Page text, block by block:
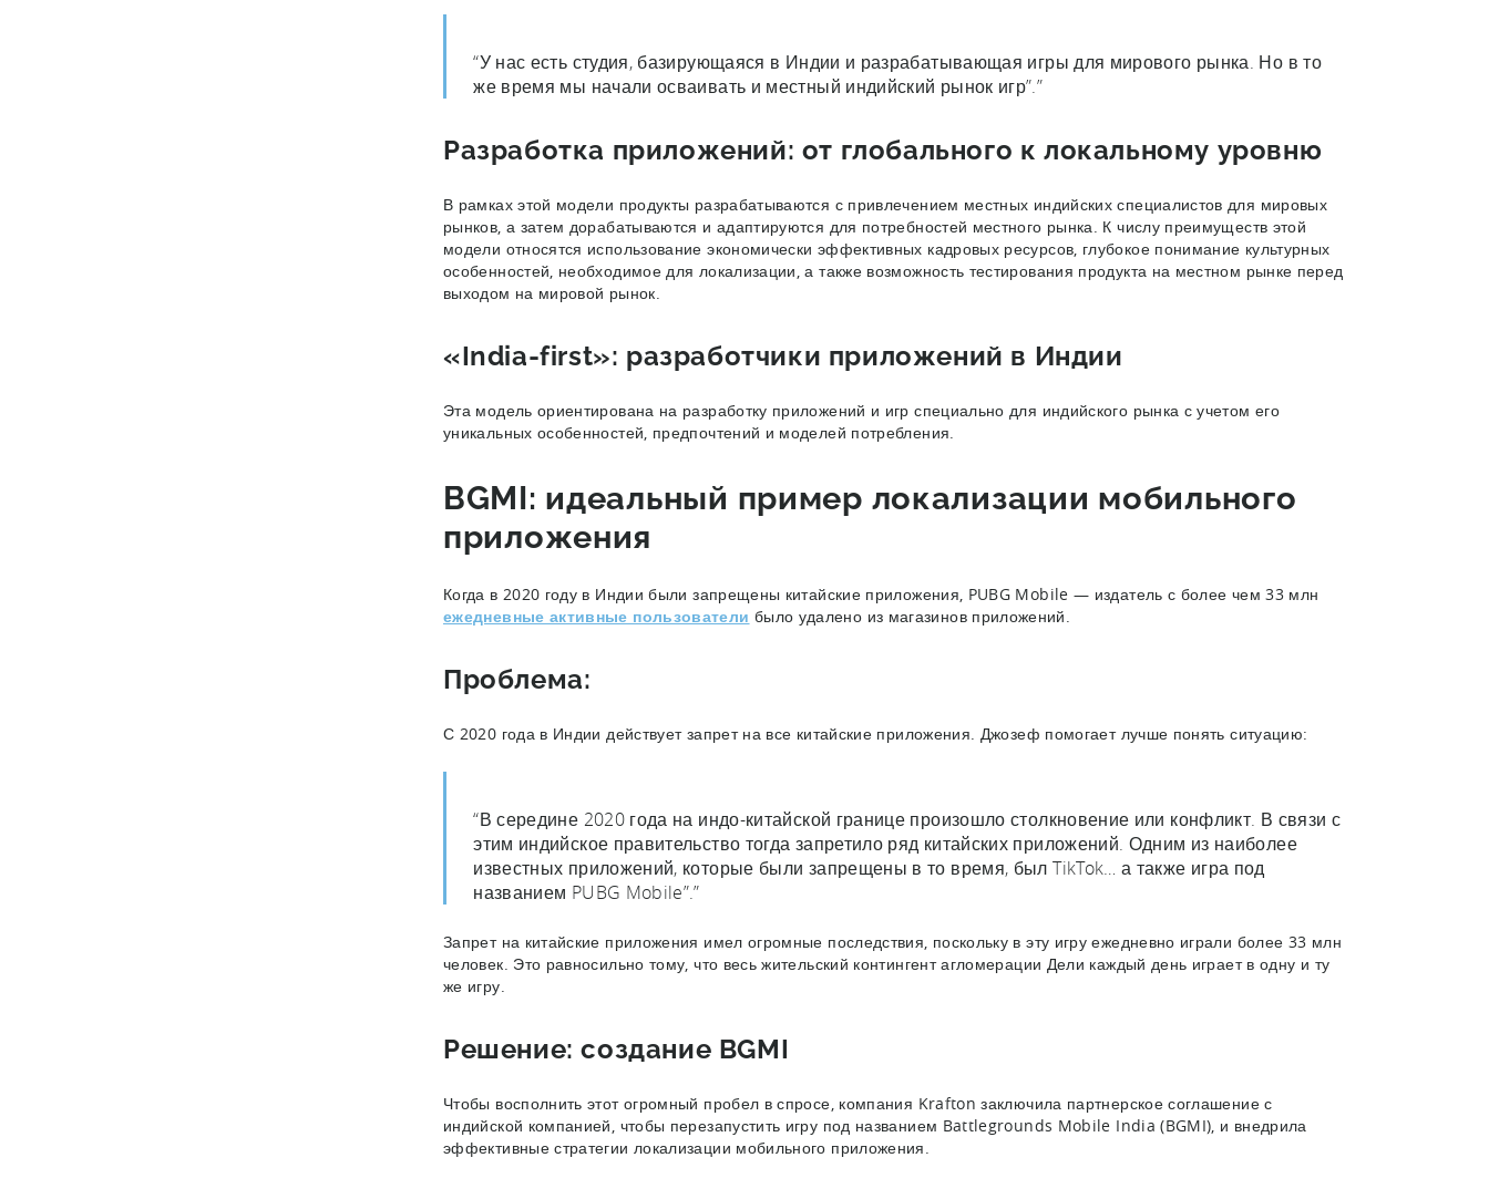
“У нас есть студия, базирующаяся в Индии и разрабатывающая игры для мирового рынка. Но в то
же время мы начали осваивать и местный индийский рынок игр”.”
Разработка приложений: от глобального к локальному уровню
В рамках этой модели продукты разрабатываются с привлечением местных индийских специалистов для мировых
рынков, а затем дорабатываются и адаптируются для потребностей местного рынка. К числу преимуществ этой
модели относятся использование экономически эффективных кадровых ресурсов, глубокое понимание культурных
особенностей, необходимое для локализации, а также возможность тестирования продукта на местном рынке перед
выходом на мировой рынок.
«India-first»: разработчики приложений в Индии
Эта модель ориентирована на разработку приложений и игр специально для индийского рынка с учетом его
уникальных особенностей, предпочтений и моделей потребления.
BGMI: идеальный пример локализации мобильного
приложения
Когда в 2020 году в Индии были запрещены китайские приложения, PUBG Mobile — издатель с более чем 33 млн
ежедневные активные пользователи было удалено из магазинов приложений.
Проблема:
С 2020 года в Индии действует запрет на все китайские приложения. Джозеф помогает лучше понять ситуацию:
“В середине 2020 года на индо-китайской границе произошло столкновение или конфликт. В связи с
этим индийское правительство тогда запретило ряд китайских приложений. Одним из наиболее
известных приложений, которые были запрещены в то время, был TikTok… а также игра под
названием PUBG Mobile”.”
Запрет на китайские приложения имел огромные последствия, поскольку в эту игру ежедневно играли более 33 млн
человек. Это равносильно тому, что весь жительский контингент агломерации Дели каждый день играет в одну и ту
же игру.
Решение: создание BGMI
Чтобы восполнить этот огромный пробел в спросе, компания Krafton заключила партнерское соглашение с
индийской компанией, чтобы перезапустить игру под названием Battlegrounds Mobile India (BGMI), и внедрила
эффективные стратегии локализации мобильного приложения.